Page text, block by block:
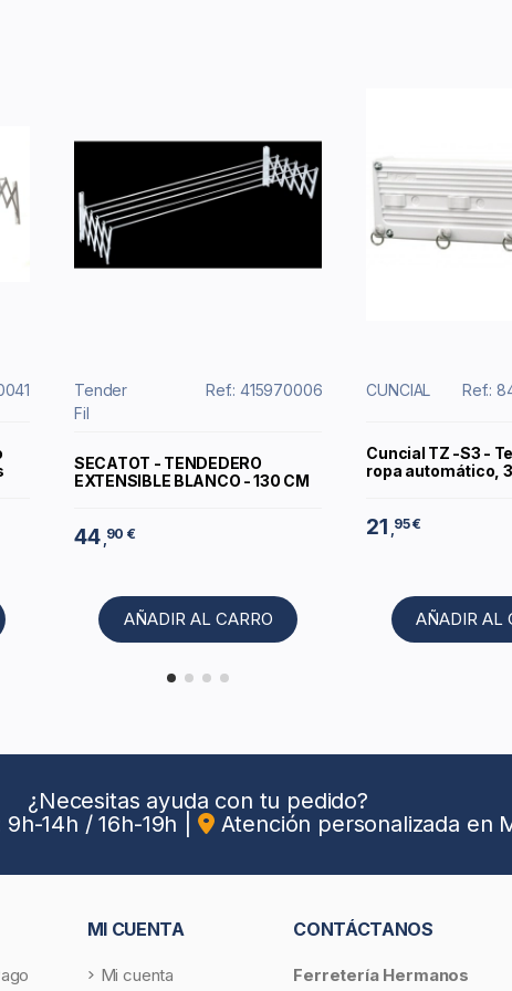
Tender
Fil
Ref.: 415970006
SECATOT - TENDEDERO
EXTENSIBLE BLANCO - 130 CM
44 90 €
AÑADIR AL CARRO
CUNCIAL Ref.:
Cuncial TZ -S3 -
ropa automático,
21 95 €
AÑADIR AL
¿Necesitas ayuda con tu pedido?
14h / 16h-19h Atención personalizada en
MI CUENTA
Mi cuenta
CONTÁCTANOS
Ferretería Hermanos